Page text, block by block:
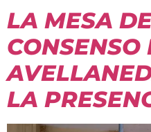
LA MESA
CONSENSO
LA